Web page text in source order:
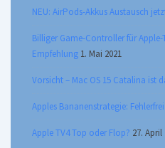
NEU: AirPods-Akkus Austausch
Billiger Game-Controller für
Empfehlung 1. Mai 2021
Vorsicht – Mac OS 15 Catalina ist
Apples Bananenstrategie:
Apple TV4 Top oder Flop? 27. April